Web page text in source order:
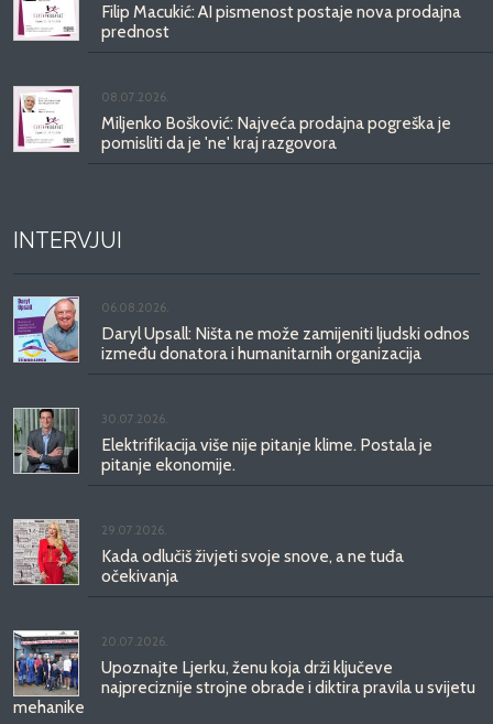
Filip Macukić: AI pismenost postaje nova prodajna
prednost
08.07.2026.
Miljenko Bošković: Najveća prodajna pogreška je
pomisliti da je 'ne' kraj razgovora
INTERVJUI
06.08.2026.
Daryl Upsall: Ništa ne može zamijeniti ljudski odnos
između donatora i humanitarnih organizacija
30.07.2026.
Elektrifikacija više nije pitanje klime. Postala je
pitanje ekonomije.
29.07.2026.
Kada odlučiš živjeti svoje snove, a ne tuđa
očekivanja
20.07.2026.
Upoznajte Ljerku, ženu koja drži ključeve
najpreciznije strojne obrade i diktira pravila u svijetu
mehanike